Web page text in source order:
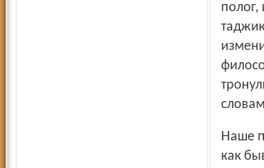
Наше путешествие по «Старому городу», многолюдному,
как